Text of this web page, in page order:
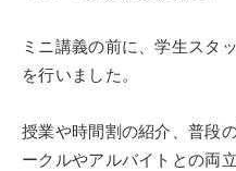
ミニ講義の前に、学生スタ
を行いました。
授業や時間割の紹介、普段
ークルやアルバイトとの両